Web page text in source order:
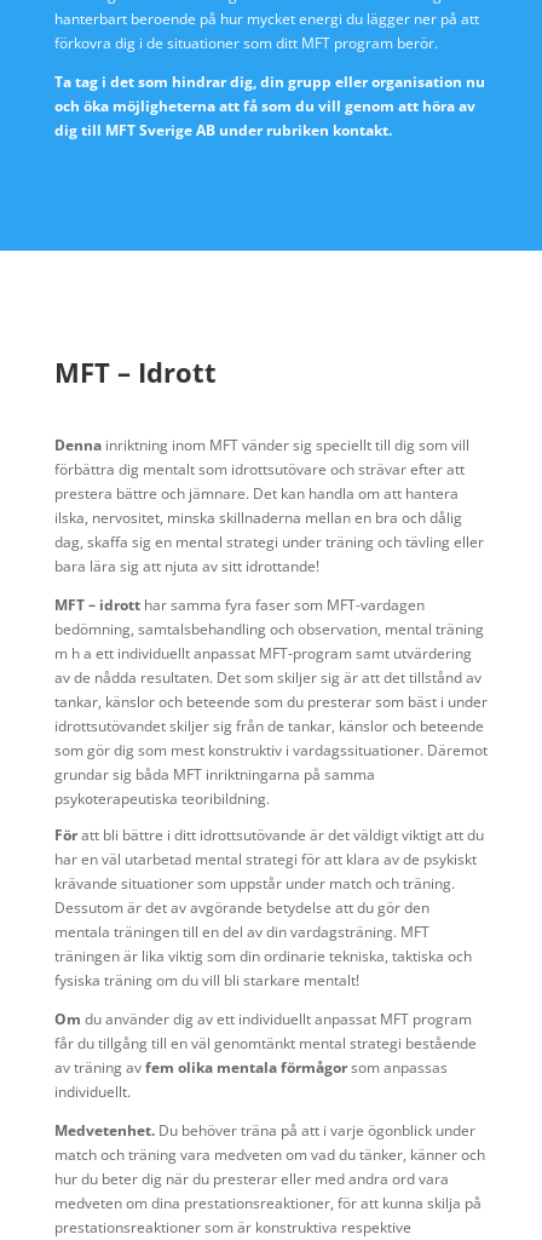
hanterbart beroende på hur mycket energi du lägger ner på att
förkovra dig i de situationer som ditt MFT program berör.
Ta tag i det som hindrar dig, din grupp eller organisation nu
och öka möjligheterna att få som du vill genom att höra av
dig till MFT Sverige AB under rubriken kontakt.
MFT – Idrott
Dennainriktning inom MFT vänder sig speciellt till dig som vill
förbättra dig mentalt som idrottsutövare och strävar efter att
prestera bättre och jämnare. Det kan handla om att hantera
ilska, nervositet, minska skillnaderna mellan en bra och dålig
dag, skaffa sig en mental strategi under träning och tävling eller
bara lära sig att njuta av sitt idrottande!
MFT – idrott har samma fyra faser som MFT-vardagen
bedömning, samtalsbehandling och observation, mental träning
m h a ett individuellt anpassat MFT-program samt utvärdering
av de nådda resultaten. Det som skiljer sig är att det tillstånd av
tankar, känslor och beteende som du presterar som bäst i under
idrottsutövandet skiljer sig från de tankar, känslor och beteende
som gör dig som mest konstruktiv i vardagssituationer. Däremot
grundar sig båda MFT inriktningarna på samma
psykoterapeutiska teoribildning.
Föratt bli bättre i ditt idrottsutövande är det väldigt viktigt att du
har en väl utarbetad mental strategi för att klara av de psykiskt
krävande situationer som uppstår under match och träning.
Dessutom är det av avgörande betydelse att du gör den
mentala träningen till en del av din vardagsträning. MFT
träningen är lika viktig som din ordinarie tekniska, taktiska och
fysiska träning om du vill bli starkare mentalt!
Om du använder dig av ett individuellt anpassat MFT program
får du tillgång till en väl genomtänkt mental strategi bestående
av träning avfem olika mentala förmågorsom anpassas
individuellt.
Medvetenhet.Du behöver träna på att i varje ögonblick under
match och träning vara medveten om vad du tänker, känner och
hur du beter dig när du presterar eller med andra ord vara
medveten om dina prestationsreaktioner, för att kunna skilja på
prestationsreaktioner som är konstruktiva respektive